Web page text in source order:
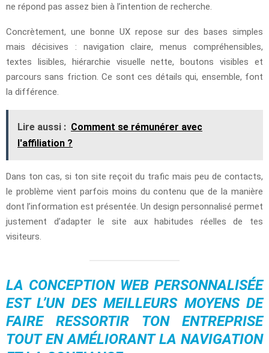
ne répond pas assez bien à l’intention de recherche.
Concrètement, une bonne UX repose sur des bases simples
mais décisives : navigation claire, menus compréhensibles,
textes lisibles, hiérarchie visuelle nette, boutons visibles et
parcours sans friction. Ce sont ces détails qui, ensemble, font
la différence.
Lire aussi : Comment se rémunérer avec
l'affiliation ?
Dans ton cas, si ton site reçoit du trafic mais peu de contacts,
le problème vient parfois moins du contenu que de la manière
dont l’information est présentée. Un design personnalisé permet
justement d’adapter le site aux habitudes réelles de tes
visiteurs.
LA CONCEPTION WEB PERSONNALISÉE
EST L’UN DES MEILLEURS MOYENS DE
FAIRE RESSORTIR TON ENTREPRISE
TOUT EN AMÉLIORANT LA NAVIGATION